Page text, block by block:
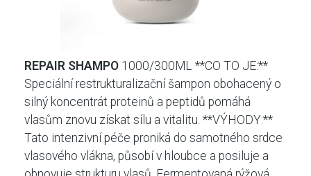
REPAIR SHAMPO 1000/300ML **CO TO JE:**
Speciální restrukturalizační šampon obohacený o
silný koncentrát proteinů a peptidů pomáhá
vlasům znovu získat sílu a vitalitu. **VÝHODY:**
Tato intenzivní péče proniká do samotného srdce
vlasového vlákna, působí v hloubce a posiluje a